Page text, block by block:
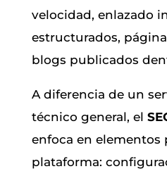
velocidad, enlazado
estructurados,
blogs publicados
A diferencia de un
técnico general, el
enfoca en elementos
plataforma: